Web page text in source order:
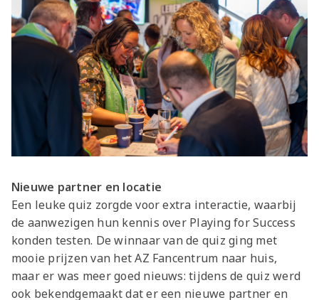
Nieuwe partner en locatie
Een leuke quiz zorgde voor extra interactie, waarbij
de aanwezigen hun kennis over Playing for Success
konden testen. De winnaar van de quiz ging met
mooie prijzen van het AZ Fancentrum naar huis,
maar er was meer goed nieuws: tijdens de quiz werd
ook bekendgemaakt dat er een nieuwe partner en